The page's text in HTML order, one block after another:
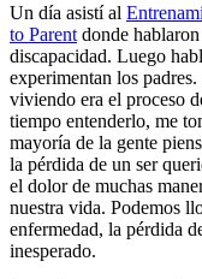
Un día asistí al
to Parent donde
discapacidad. Luego
experimentan los
viviendo era el proceso
tiempo entenderlo, me
mayoría de la gente
la pérdida de un ser
el dolor de muchas
nuestra vida. Podemos
enfermedad, la pérdida
inesperado.